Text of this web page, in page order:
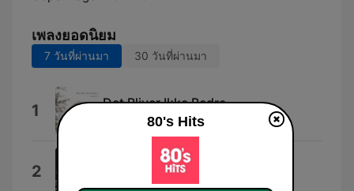
เพลงยอดนิยม
7 วันที่ผ่านมา 30 วันที่ผ่านมา
1 Det Bliver Ikke Bedre
Jo Dietrich
2 Vintage Funk
80's Hits